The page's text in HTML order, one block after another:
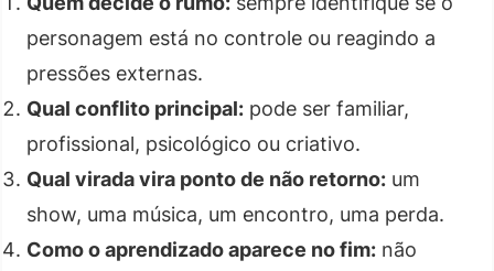
personagem está no controle ou reagindo a
pressões externas.
Qual conflito principal: pode ser familiar,
profissional, psicológico ou criativo.
Qual virada vira ponto de não retorno: um
show, uma música, um encontro, uma perda.
Como o aprendizado aparece no fim: não